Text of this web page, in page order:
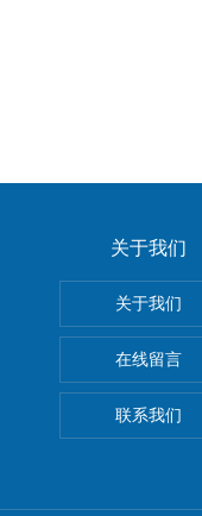
关于我们
关于我们
在线留言
联系我们